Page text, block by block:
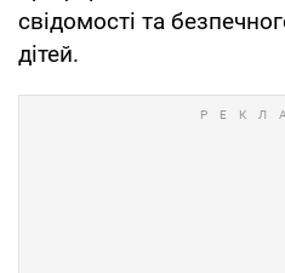
свідомості та
дітей.